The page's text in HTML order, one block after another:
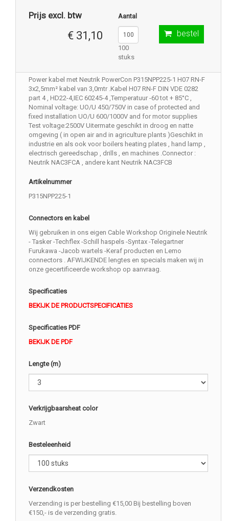
Prijs excl. btw
€ 31,10
Aantal
100
stuks
bestel
Power kabel met Neutrik PowerCon P315NPP225-1 H07 RN-F
3x2,5mm² kabel van 3,0mtr .Kabel H07 RN-F DIN VDE 0282
part 4 , HD22-4,IEC 60245-4 ,Temperatuur -60 tot + 85°C ,
Nominal voltage: UO/U 450/750V in case of protected and
fixed installation UO/U 600/1000V and for motor supplies
Test voltage:2500V Uitermate geschikt in droog en natte
omgeving ( in open air and in agriculture plants )Geschikt in
industrie en als ook voor boilers heating plates , hand lamp ,
electrisch gereedschap , drills , en machines .Connector :
Neutrik NAC3FCA , andere kant Neutrik NAC3FCB
Artikelnummer
P315NPP225-1
Connectors en kabel
Wij gebruiken in ons eigen Cable Workshop Originele Neutrik
- Tasker -Techflex -Schill haspels -Syntax -Telegartner
Furukawa -Jacob wartels -Keraf producten en Lemo
connectors . AFWIJKENDE lengtes en specials maken wij in
onze gecertificeerde workshop op aanvraag.
Specificaties
BEKIJK DE PRODUCTSPECIFICATIES
Specificaties PDF
BEKIJK DE PDF
Lengte (m)
Verkrijgbaarsheat color
Zwart
Besteleenheid
Verzendkosten
Verzending is per bestelling €15,00 Bij bestelling boven
€150,- is de verzending gratis.